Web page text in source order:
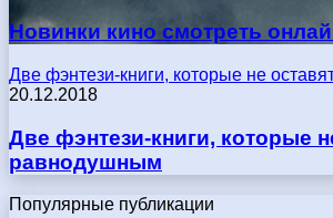
Новинки кино смотреть
Две фэнтези-книги, которые не
20.12.2018
Две фэнтези-книги, которые
равнодушным
Популярные публикации